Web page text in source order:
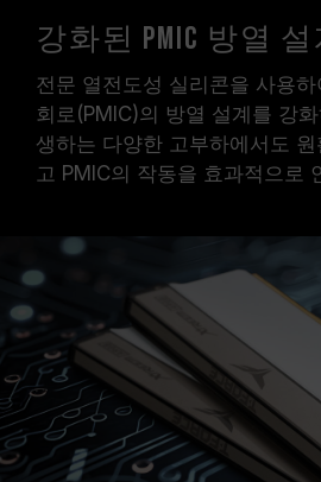
강화된 PMIC 방열 설
전문 열전도성 실리콘을 사용
회로(PMIC)의 방열 설계를 강
생하는 다양한 고부하에서도
고 PMIC의 작동을 효과적으로